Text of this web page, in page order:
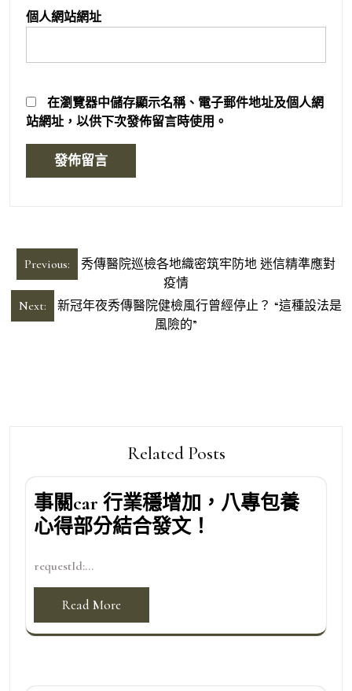
個人網站網址
在瀏覽器中儲存顯示名稱、電子郵件地址及個人網
站網址，以供下次發佈留言時使用。
文
章
導
Previous:
秀傳醫院巡檢各地織密筑牢防地 迷信精準應對
疫情
Next:
新冠年夜秀傳醫院健檢風行曾經停止？ “這種設法是
風險的”
Related Posts
事關car 行業穩增加，八專包養
心得部分結合發文！
requestId:...
Read More